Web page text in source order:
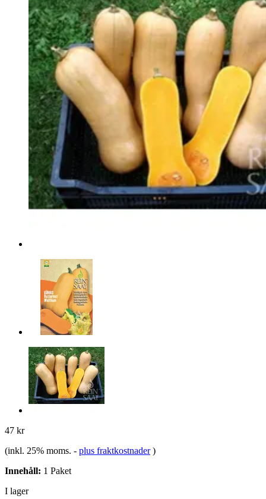
47 kr
(inkl. 25% moms. - plus fraktkostnader )
Innehåll: 1 Paket
I lager